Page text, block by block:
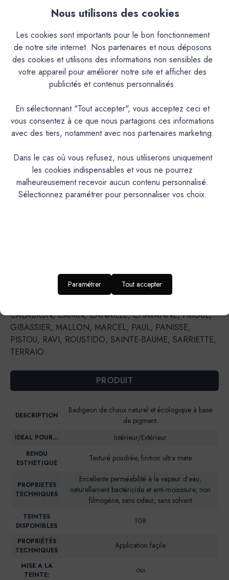
pour une meilleure intégration chromatique et esthétique
des nouveaux édifices.Il trouve aussi désormais sa place
dans les décorations contemporaines, même sur des
supports modernes (BA13 ...).Sa nature en fait un produit
exceptionnel autant en intérieur qu'en extérieur.Cependant,
le mode de mise à la teinte peut limiter l'usage de certaines
couleurs.Le type de mise à la teinte (Teinté aux Pigments ou
donne à vos murs et plafonds, ainsi qu'aux façades, une
ambiance et chaleureuse, ses teintes semblent patinées par
le temps.Sa nature en fait un produit exceptionnel autant en
teinte (Pigments poudre à mélanger ou Pré-teinté) rend
utilisable ou non le produit en extérieur et peut limiter
l’usage de certaines couleurs.En version Pigments poudre à
mélanger, application déconseillée à l’extérieur pour les
TREMPETTE.Teintes qui peuvent être utilisées à l’extérieur
sauf dans le cas d’une I.T.E. (Isolation Thermique par
CALABRUN, CAMIN, CANAILLE, CHAVANNE, FRIOUL,
GIBASSIER, MALLON, MARCEL, PAUL, PANISSE,
PISTOU, RAVI, ROUSTIDO, SAINTE-BAUME, SARRIETTE,
TERRAIO.
PRODUIT
DESCRIPTION
Badigeon de chaux naturel et écologique à base
de pigment.
IDEAL POUR… Intérieur/Extérieur
RENDU
ESTHETIQUE
Texturé poudrée, finition ultra mate
PROPRIETES
TECHNIQUES
Excellente perméabilité à la vapeur d’eau,
naturellement bactéricide et anti-moisissure, non
filmogène, sans odeur, sans solvant
TEINTES
DISPONIBLES
108
PROPRIÉTÉS
TECHNIQUES
Application façile
MISE A LA
TEINTE:
oui
Nous utilisons des cookies
Les cookies sont importants pour le bon fonctionnement
de notre site internet. Nos partenaires et nous déposons
des cookies et utilisons des informations non sensibles de
votre appareil pour améliorer notre site et afficher des
publicités et contenus personnalisés.
En sélectionnant "Tout accepter", vous acceptez ceci et
vous consentez à ce que nous partagions ces informations
avec des tiers, notamment avec nos partenaires marketing.
Dans le cas où vous refusez, nous utiliserons uniquement
les cookies indispensables et vous ne pourrez
malheureusement recevoir aucun contenu personnalisé.
Sélectionnez paramétrer pour personnaliser vos choix.
Paramétrer Tout accepter